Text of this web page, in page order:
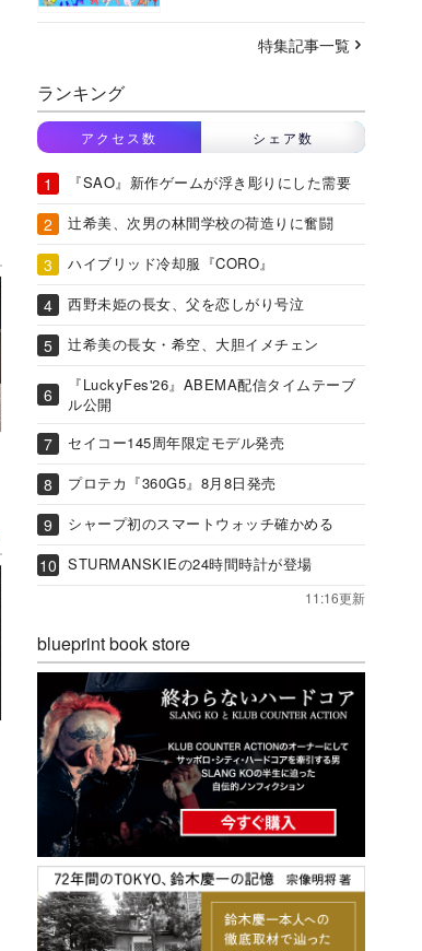
特集記事一覧
ランキング
アクセス数 シェア数
『SAO』新作ゲームが浮き彫りにした需要
辻希美、次男の林間学校の荷造りに奮闘
ハイブリッド冷却服『CORO』
西野未姫の長女、父を恋しがり号泣
辻希美の長女・希空、大胆イメチェン
『LuckyFes'26』ABEMA配信タイムテーブ
ル公開
セイコー145周年限定モデル発売
プロテカ『360G5』8月8日発売
シャープ初のスマートウォッチ確かめる
STURMANSKIEの24時間時計が登場
11:16更新
blueprint book store